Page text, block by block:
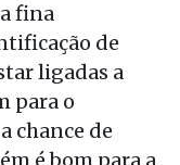
fina
de
ligadas a
para o
chance de